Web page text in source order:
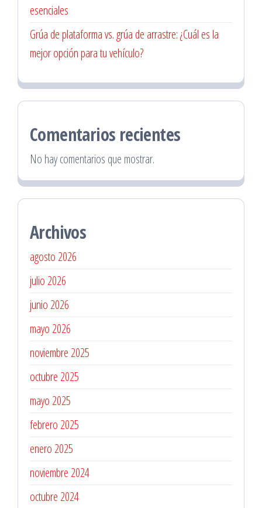
esenciales
Grúa de plataforma vs. grúa de arrastre: ¿Cuál es la
mejor opción para tu vehículo?
Comentarios recientes
No hay comentarios que mostrar.
Archivos
agosto 2026
julio 2026
junio 2026
mayo 2026
noviembre 2025
octubre 2025
mayo 2025
febrero 2025
enero 2025
noviembre 2024
octubre 2024